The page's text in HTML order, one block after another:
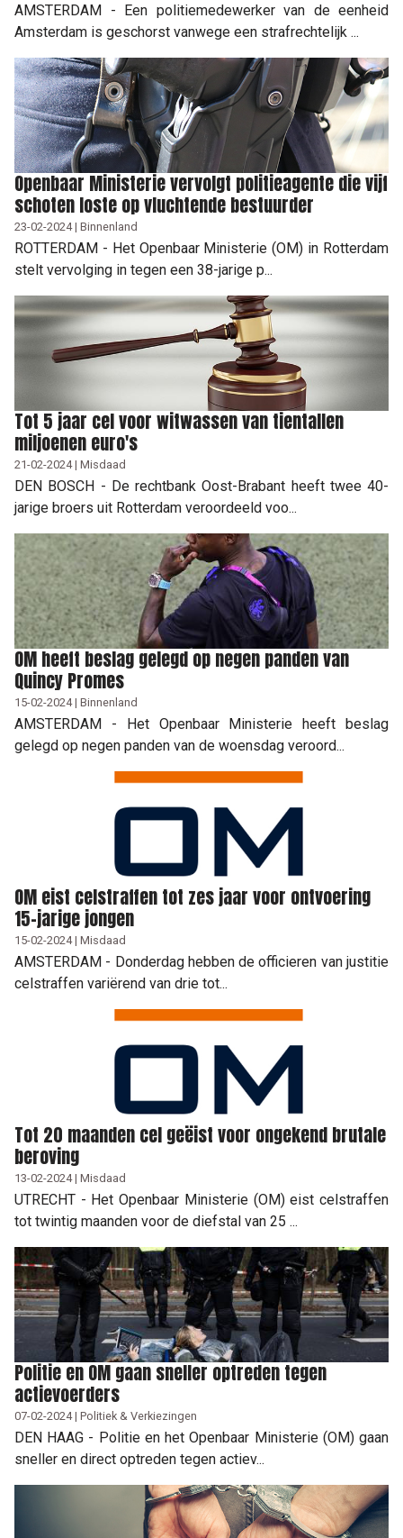
AMSTERDAM - Een politiemedewerker van de eenheid
Amsterdam is geschorst vanwege een strafrechtelijk ...
Openbaar Ministerie vervolgt politieagente die vijf
schoten loste op vluchtende bestuurder
23-02-2024 | Binnenland
ROTTERDAM - Het Openbaar Ministerie (OM) in Rotterdam
stelt vervolging in tegen een 38-jarige p...
Tot 5 jaar cel voor witwassen van tientallen
miljoenen euro's
21-02-2024 | Misdaad
DEN BOSCH - De rechtbank Oost-Brabant heeft twee 40-
jarige broers uit Rotterdam veroordeeld voo...
OM heeft beslag gelegd op negen panden van
Quincy Promes
15-02-2024 | Binnenland
AMSTERDAM - Het Openbaar Ministerie heeft beslag
gelegd op negen panden van de woensdag veroord...
OM eist celstraffen tot zes jaar voor ontvoering
15-jarige jongen
15-02-2024 | Misdaad
AMSTERDAM - Donderdag hebben de officieren van justitie
celstraffen variërend van drie tot...
Tot 20 maanden cel geëist voor ongekend brutale
beroving
13-02-2024 | Misdaad
UTRECHT - Het Openbaar Ministerie (OM) eist celstraffen
tot twintig maanden voor de diefstal van 25 ...
Politie en OM gaan sneller optreden tegen
actievoerders
07-02-2024 | Politiek & Verkiezingen
DEN HAAG - Politie en het Openbaar Ministerie (OM) gaan
sneller en direct optreden tegen actiev...